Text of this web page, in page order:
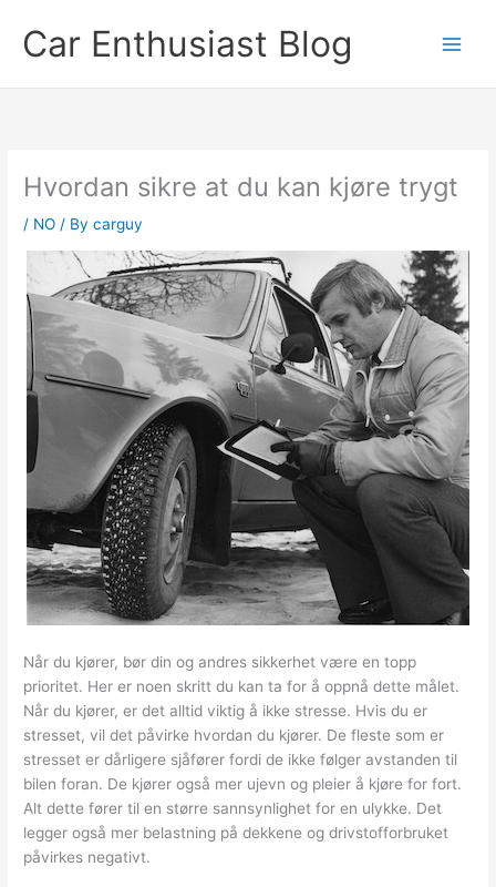
contentCar Enthusiast Blog
Hvordan sikre at du kan kjøre trygt
/ NO / Bycarguy
Når du kjører, bør din og andres sikkerhet være en topp
prioritet. Her er noen skritt du kan ta for å oppnå dette målet.
Når du kjører, er det alltid viktig å ikke stresse. Hvis du er
stresset, vil det påvirke hvordan du kjører. De fleste som er
stresset er dårligere sjåfører fordi de ikke følger avstanden til
bilen foran. De kjører også mer ujevn og pleier å kjøre for fort.
Alt dette fører til en større sannsynlighet for en ulykke. Det
legger også mer belastning på dekkene og drivstofforbruket
påvirkes negativt.